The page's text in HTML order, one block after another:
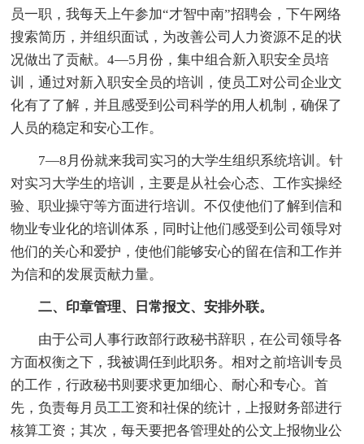
员一职，我每天上午参加“才智中南”招聘会，下午网络
搜索简历，并组织面试，为改善公司人力资源不足的状
况做出了贡献。4—5月份，集中组合新入职安全员培
训，通过对新入职安全员的培训，使员工对公司企业文
化有了了解，并且感受到公司科学的用人机制，确保了
人员的稳定和安心工作。
7—8月份就来我司实习的大学生组织系统培训。针
对实习大学生的培训，主要是从社会心态、工作实操经
验、职业操守等方面进行培训。不仅使他们了解到信和
物业专业化的培训体系，同时让他们感受到公司领导对
他们的关心和爱护，使他们能够安心的留在信和工作并
为信和的发展贡献力量。
二、印章管理、日常报文、安排外联。
由于公司人事行政部行政秘书辞职，在公司领导各
方面权衡之下，我被调任到此职务。相对之前培训专员
的工作，行政秘书则要求更加细心、耐心和专心。首
先，负责每月员工工资和社保的统计，上报财务部进行
核算工资；其次，每天要把各管理处的公文上报物业公